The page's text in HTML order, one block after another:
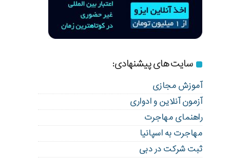
سایت های پیشنهادی:
آموزش مجازی
آزمون آنلاین و ادواری
راهنمای مهاجرت
مهاجرت به اسپانیا
ثبت شرکت در دبی